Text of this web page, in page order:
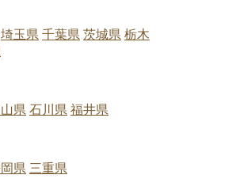
埼玉県 千葉県 茨城県 栃木
県 石川県 福井県
県 三重県